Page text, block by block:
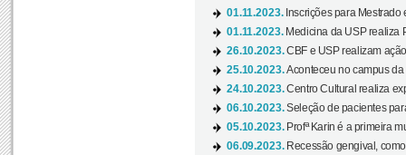
01.11.2023. Inscrições para
01.11.2023. Medicina da USP realiza
26.10.2023.CBF e USP realizam
25.10.2023.Aconteceu no campus da
24.10.2023.Centro Cultural realiza
06.10.2023.Seleção de pacientes
05.10.2023. Profª Karin é a primeira
06.09.2023. Recessão gengival,